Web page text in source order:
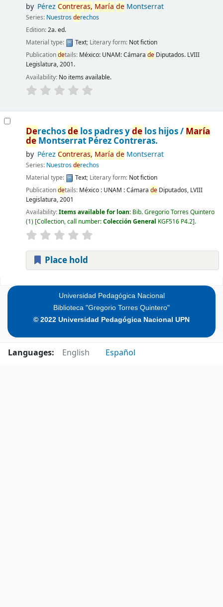
by Pérez Contreras, María deMontserrat
Series: Nuestrosderechos
Edition:2a. ed.
Material type:
Text; Literary form: Not fiction
Publicationdetails: México: UNAM: Cámara deDiputados. LVIII
Legislatura, 2001.
Availability: No items available.
Derechosdelos padres ydelos hijos / María
deMontserrat Pérez Contreras.
by Pérez Contreras, María deMontserrat
Series: Nuestrosderechos
Material type:
Text; Literary form: Not fiction
Publicationdetails: México : UNAM : Cámara deDiputados, LVIII
Legislatura,2001
Availability:Items available for loan: Bib. Gregorio Torres Quintero
(1) Collection, call number:Colección General KGF516 P4.2 .
Place hold
Universidad Pedagógica Nacional
Biblioteca "Gregorio Torres Quintero"
© 2022 Universidad Pedagógica Nacional UPN
Languages: English Español